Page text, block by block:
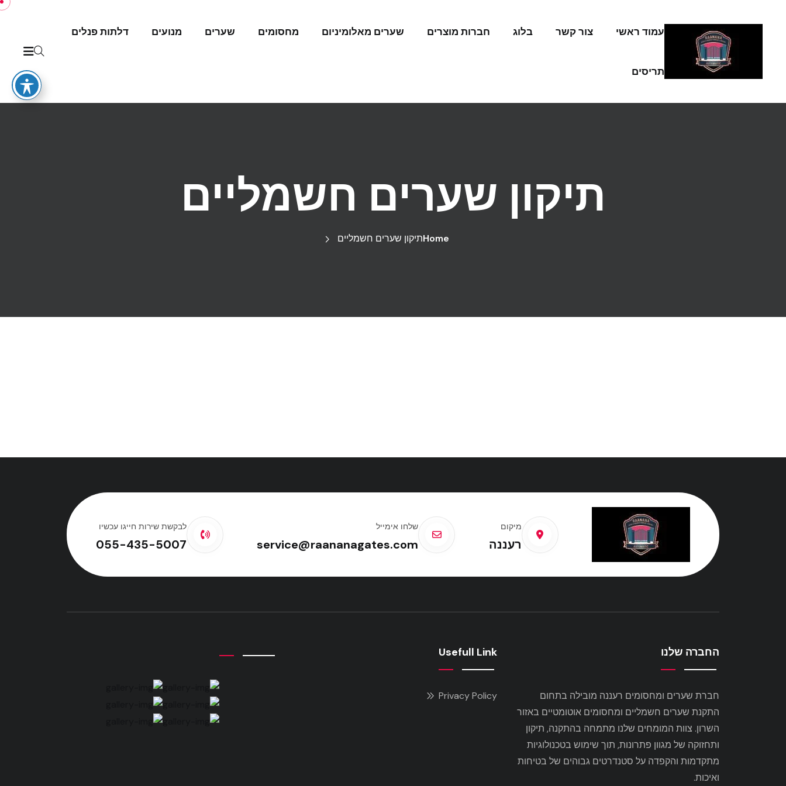
עמוד ראשי צור קשר בלוג חברות מוצרים שערים מאלומיניום מחסומים שערים מנועים דלתות פנלים
תריסים
תיקון שערים חשמליים
Homeתיקון שערים חשמליים
מיקום
רעננה
שלחו אימייל
service@raananagates.com
לבקשת שירות חייגו עכשיו
055-435-5007
החברה שלנו
חברת שערים ומחסומים רעננה מובילה בתחום
התקנת שערים חשמליים ומחסומים אוטומטיים באזור
השרון. צוות המומחים שלנו מתמחה בהתקנה, תיקון
ותחזוקה של מגוון פתרונות, תוך שימוש בטכנולוגיות
מתקדמות והקפדה על סטנדרטים גבוהים של בטיחות
ואיכות.
Usefull Link
Privacy Policy